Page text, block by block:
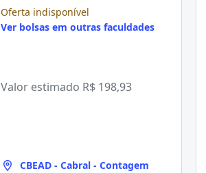
Oferta indisponível
Ver bolsas em outras faculdades
Valor estimado R$ 198,93
CBEAD - Cabral - Contagem